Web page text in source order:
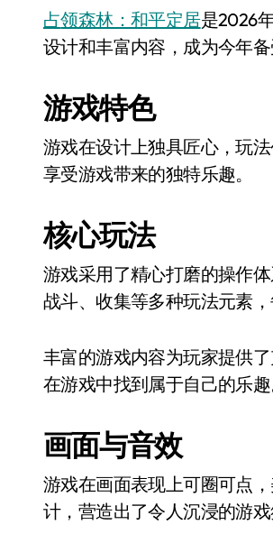
占领森林：和平定居是2026
设计和丰富内容，成为今年备
游戏特色
游戏在设计上独具匠心，玩
享受游戏带来的独特乐趣。
核心玩法
游戏采用了精心打磨的操作
战斗、收集等多种玩法元素
丰富的游戏内容为玩家提供
在游戏中找到属于自己的乐趣
画面与音效
游戏在画面表现上可圈可点
计，营造出了令人沉浸的游戏